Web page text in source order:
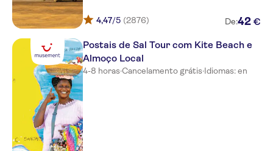
4,47/5 (2876) De:42 €
Postais de Sal Tour com Kite Beach e
Almoço Local
4-8 horas·Cancelamento grátis·Idiomas: en